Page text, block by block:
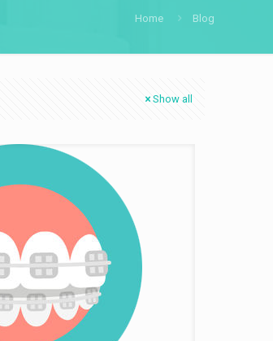
Home Blog
Show all